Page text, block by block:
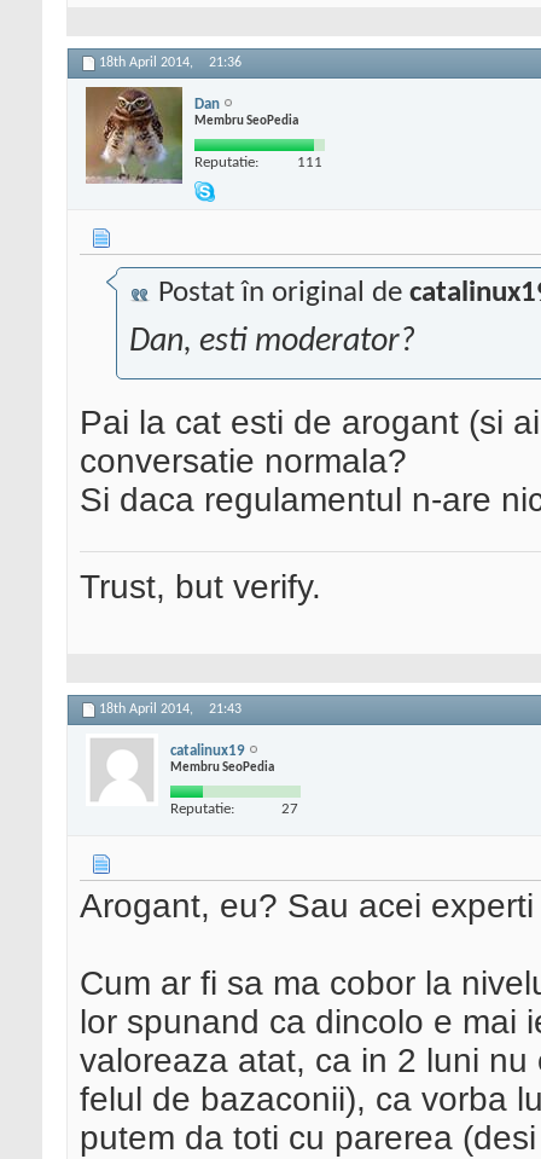
18th April 2014, 21:36
Dan
Membru SeoPedia
Reputatie: 111
Postat în original de
Dan, esti moderator?
Pai la cat esti de arogant (si
conversatie normala?
Si daca regulamentul n-are
Trust, but verify.
18th April 2014, 21:43
catalinux19
Membru SeoPedia
Reputatie: 27
Arogant, eu? Sau acei
Cum ar fi sa ma cobor la
lor spunand ca dincolo e mai
valoreaza atat, ca in 2 luni
felul de bazaconii), ca vorba
putem da toti cu parerea